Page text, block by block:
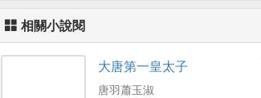
相關小說閱
大唐第一皇太子
唐羽蕭玉淑